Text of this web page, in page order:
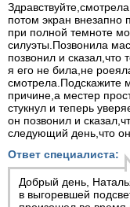
потом экран внезапно
при полной темноте
силуэты.Позвонила
позвонил и сказал,что
я его не била,не
смотрела.Подскажите
причине,а местер
стукнул и теперь
он позвонил и
следующий день,что он
Ответ специалиста:
Добрый день,
в выгоревшей